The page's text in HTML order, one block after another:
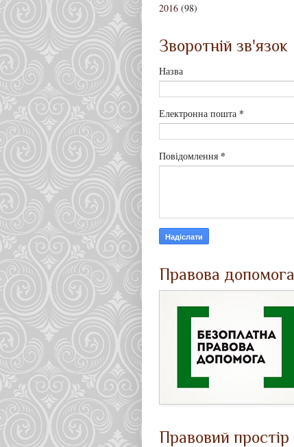
2016 (98)
Зворотній зв'язок
Назва
Електронна пошта *
Повідомлення *
Правова допомога
Правовий простір